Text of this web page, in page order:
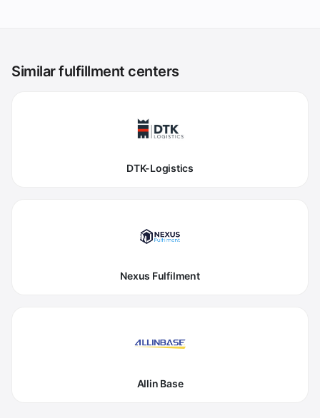
Similar fulfillment centers
DTK-Logistics
Nexus Fulfilment
Allin Base